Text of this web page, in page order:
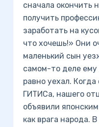
сначала окончить
получить
заработать на
что хочешь!» Они
маленький сын
самом-то деле ему
равно уехал.
ГИТИСа, нашего
объявили
как врага народа.